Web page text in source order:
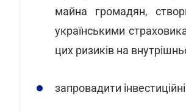
майна громадян,
українськими
цих ризиків на
запровадити